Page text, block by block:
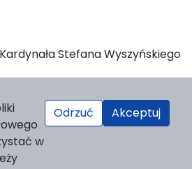
Stefana Wyszyńskiego
by OJS/PKP
w
Odrzuć Akceptuj